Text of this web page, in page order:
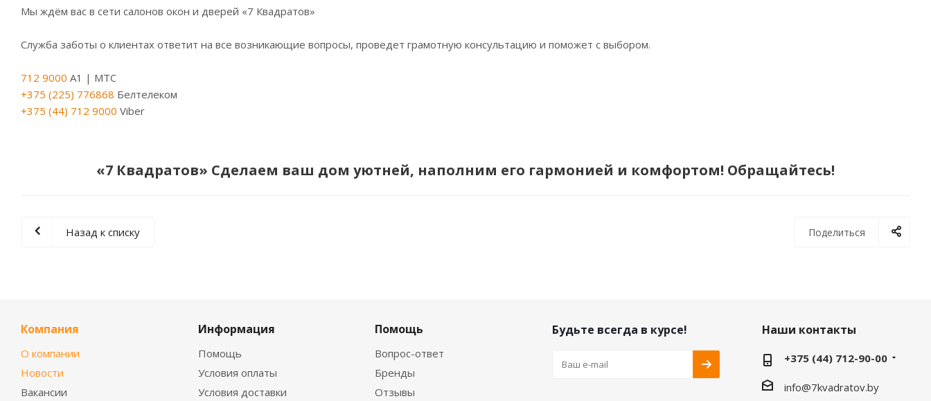
Мы ждём вас в сети салонов окон и дверей «7 Квадратов»
Служба заботы о клиентах ответит на все возникающие вопросы, проведет грамотную консультацию и поможет с выбором.
712 9000 A1 | МТС
+375 (225) 776868 Белтелеком
+375 (44) 712 9000 Viber
«7 Квадратов» Сделаем ваш дом уютней, наполним его гармонией и комфортом! Обращайтесь!
Поделиться
Назад к списку
Компания
О компании
Новости
Вакансии
Информация
Помощь
Условия оплаты
Условия доставки
Помощь
Вопрос-ответ
Бренды
Отзывы
Будьте всегда в курсе! Наши контакты
+375 (44) 712-90-00
info@7kvadratov.by